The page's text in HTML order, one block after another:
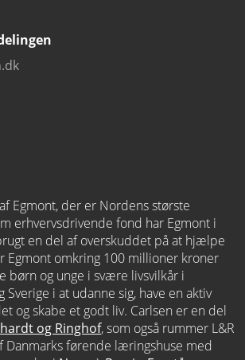
Egmont, der er Nordens største
erhvervsdrivende fond har Egmont i
en del af overskuddet på at hjælpe
Egmont omkring 100 millioner kroner
børn og unge i svære livsvilkår i
Sverige i at udanne sig, have en aktiv
og skabe et godt liv. Carlsen er en del
og Ringhof, som også rummer L&R
Danmarks førende læringshuse med